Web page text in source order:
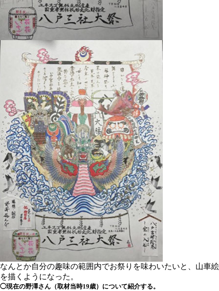
なんとか自分の趣味の範囲内でお祭りを味わいたいと、山車絵
を描くようになった。
◯現在の野澤さん（取材当時19歳）について紹介する。